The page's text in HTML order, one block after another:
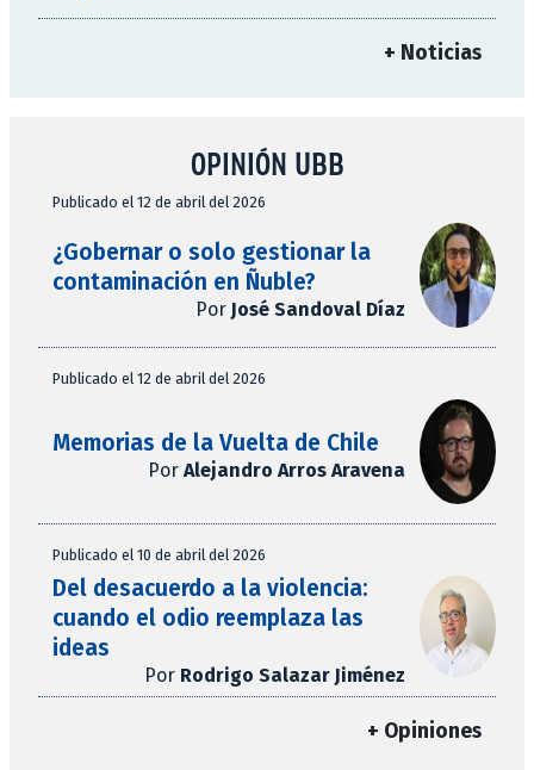
+ Noticias
OPINIÓN UBB
Publicado el 12 de abril del 2026
¿Gobernar o solo gestionar la
contaminación en Ñuble?
Por José Sandoval Díaz
Publicado el 12 de abril del 2026
Memorias de la Vuelta de Chile
Por Alejandro Arros Aravena
Publicado el 10 de abril del 2026
Del desacuerdo a la violencia:
cuando el odio reemplaza las
ideas
Por Rodrigo Salazar Jiménez
+ Opiniones